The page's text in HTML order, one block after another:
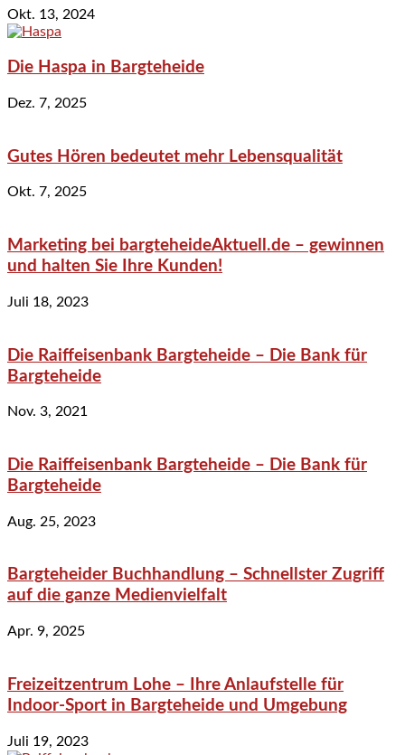
Okt. 13, 2024
Die Haspa in Bargteheide
Dez. 7, 2025
Gutes Hören bedeutet mehr Lebensqualität
Okt. 7, 2025
Marketing bei bargteheideAktuell.de – gewinnen
und halten Sie Ihre Kunden!
Juli 18, 2023
Die Raiffeisenbank Bargteheide – Die Bank für
Bargteheide
Nov. 3, 2021
Die Raiffeisenbank Bargteheide – Die Bank für
Bargteheide
Aug. 25, 2023
Bargteheider Buchhandlung – Schnellster Zugriff
auf die ganze Medienvielfalt
Apr. 9, 2025
Freizeitzentrum Lohe – Ihre Anlaufstelle für
Indoor-Sport in Bargteheide und Umgebung
Juli 19, 2023